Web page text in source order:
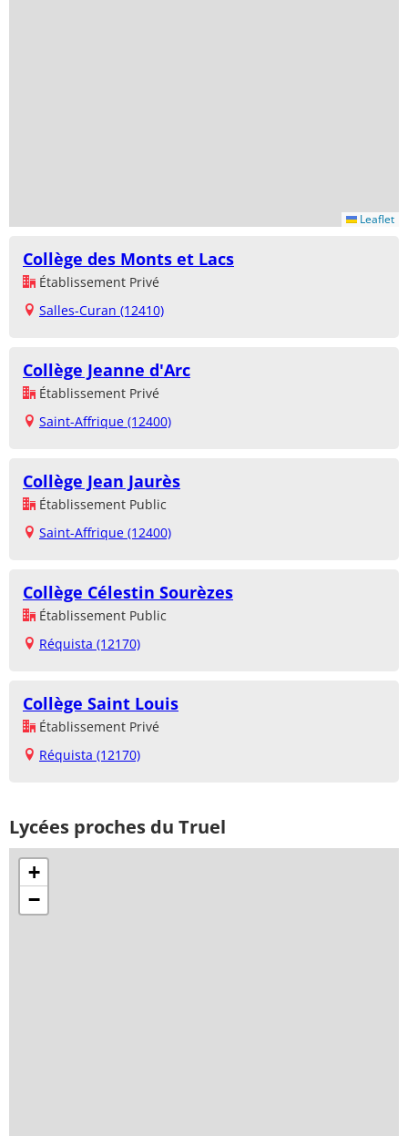
Leaflet
Collège des Monts et Lacs
Établissement Privé
Salles-Curan (12410)
Collège Jeanne d'Arc
Établissement Privé
Saint-Affrique (12400)
Collège Jean Jaurès
Établissement Public
Saint-Affrique (12400)
Collège Célestin Sourèzes
Établissement Public
Réquista (12170)
Collège Saint Louis
Établissement Privé
Réquista (12170)
Lycées proches du Truel
+
−